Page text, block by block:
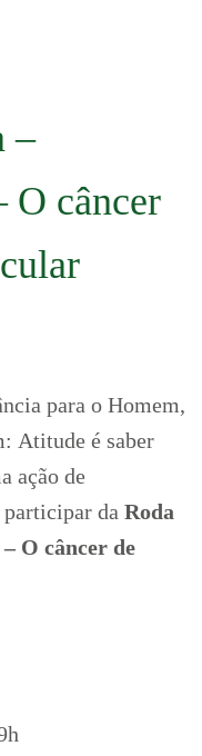
–
O câncer
para o Homem,
Atitude é saber
ação de
da Roda
O câncer de